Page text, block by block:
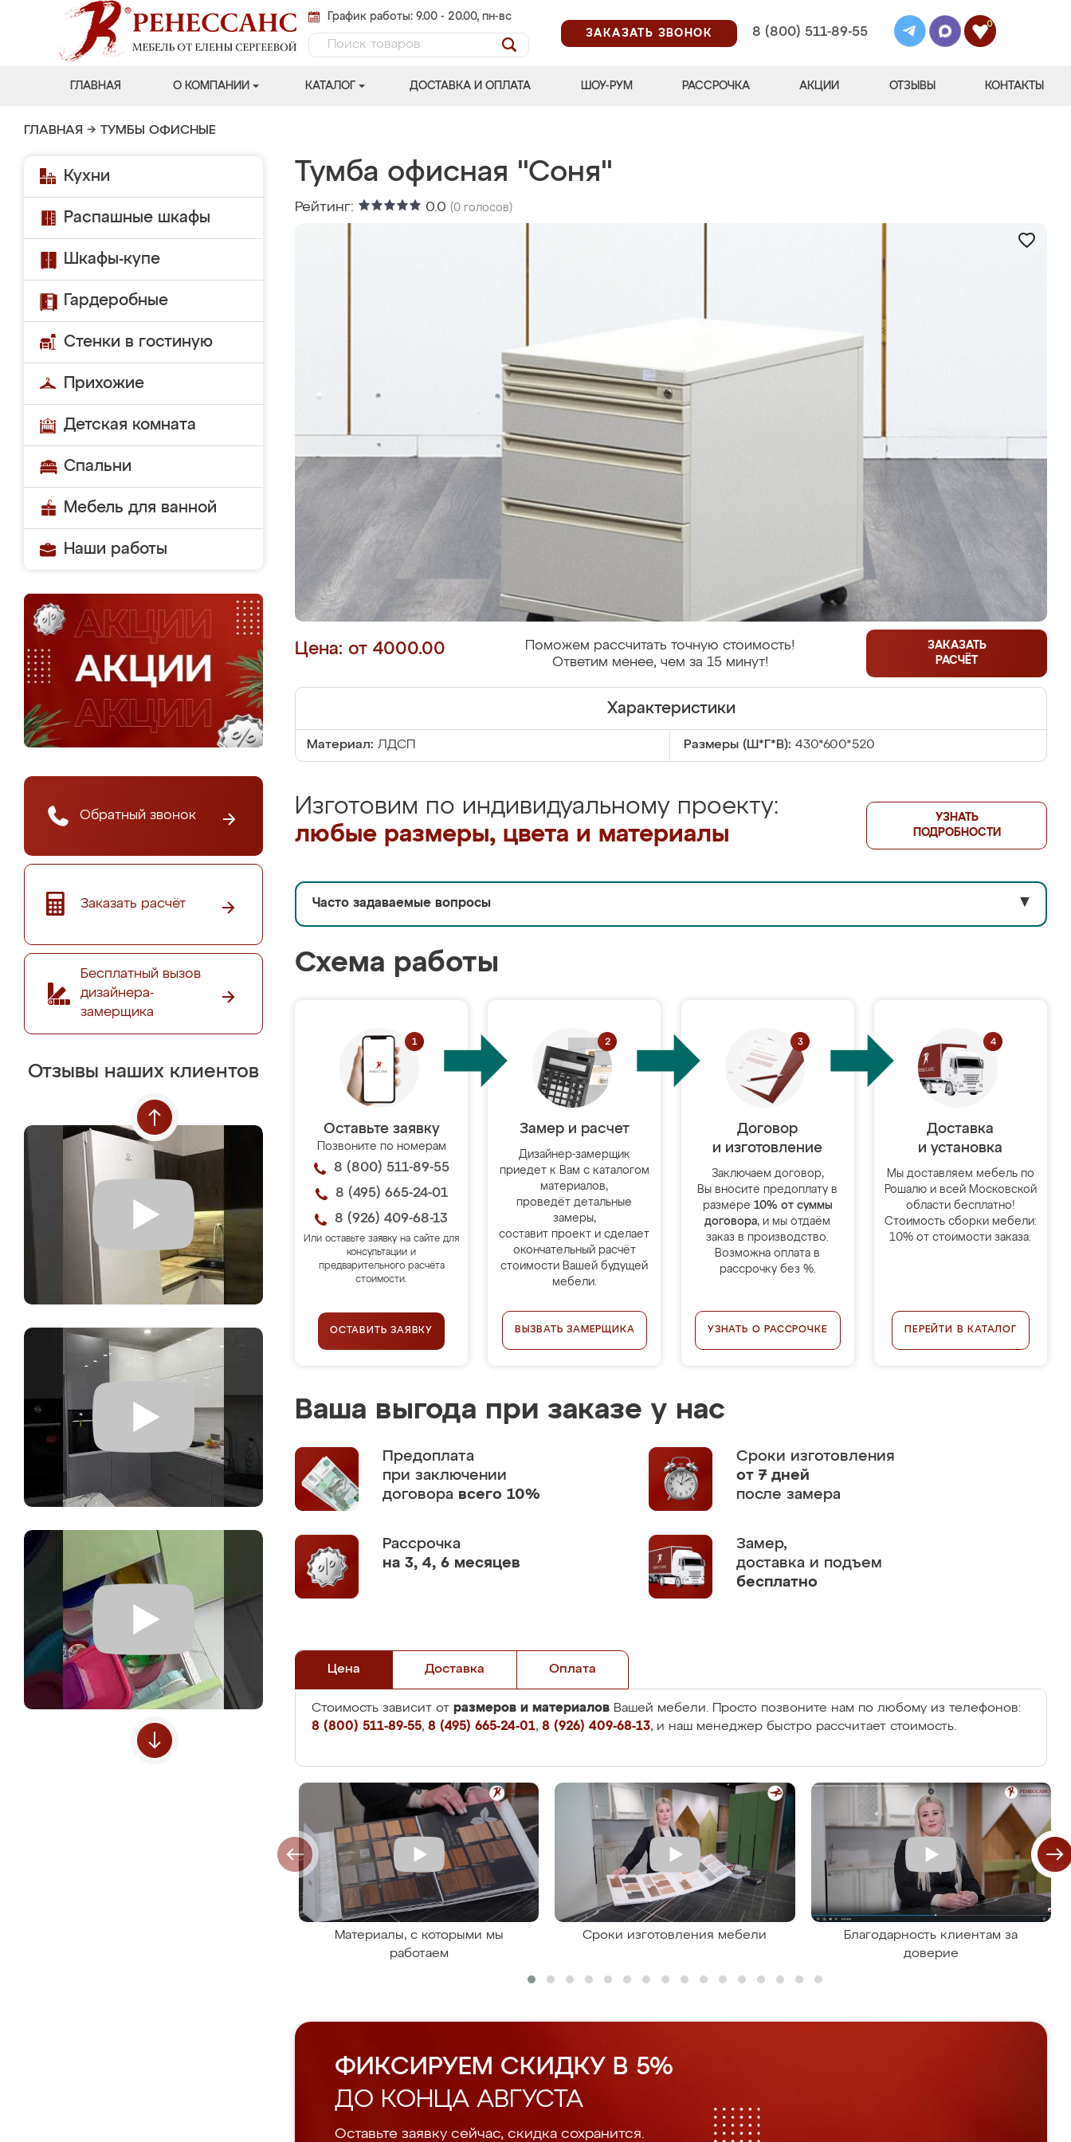
График работы: 9.00 - 20.00, пн-вс
ЗАКАЗАТЬ ЗВОНОК
8 (800) 511-89-55
0
ГЛАВНАЯ О КОМПАНИИ КАТАЛОГ ДОСТАВКА И ОПЛАТА ШОУ-РУМ РАССРОЧКА АКЦИИ ОТЗЫВЫ КОНТАКТЫ
ГЛАВНАЯ → ТУМБЫ ОФИСНЫЕ
Кухни
Распашные шкафы
Шкафы-купе
Гардеробные
Стенки в гостиную
Прихожие
Детская комната
Спальни
Мебель для ванной
Наши работы
Обратный звонок
Заказать расчёт
Бесплатный вызов
дизайнера-
замерщика
Отзывы наших клиентов
Тумба офисная "Соня"
Рейтинг: 0.0 (0 голосов)
Цена: от 4000.00
Поможем рассчитать точную стоимость!
Ответим менее, чем за 15 минут!
ЗАКАЗАТЬ
РАСЧЁТ
Характеристики
Материал: ЛДСП Размеры (Ш*Г*В): 430*600*520
Изготовим по индивидуальному проекту:
любые размеры, цвета и материалы
УЗНАТЬ
ПОДРОБНОСТИ
Часто задаваемые вопросы ▼
Схема работы
Оставьте заявку
Позвоните по номерам
8 (800) 511-89-55
8 (495) 665-24-01
8 (926) 409-68-13
Или оставьте заявку на сайте для
консультации и
предварительного расчёта
стоимости.
ОСТАВИТЬ ЗАЯВКУ
Замер и расчет
Дизайнер-замерщик
приедет к Вам с каталогом
материалов,
проведёт детальные
замеры,
составит проект и сделает
окончательный расчёт
стоимости Вашей будущей
мебели.
ВЫЗВАТЬ ЗАМЕРЩИКА
Договор
и изготовление
Заключаем договор,
Вы вносите предоплату в
размере 10% от суммы
договора, и мы отдаём
заказ в производство.
Возможна оплата в
рассрочку без %.
УЗНАТЬ О РАССРОЧКЕ
Доставка
и установка
Мы доставляем мебель по
Рошалю и всей Московской
области бесплатно!
Стоимость сборки мебели:
10% от стоимости заказа.
ПЕРЕЙТИ В КАТАЛОГ
Ваша выгода при заказе у нас
Предоплата
при заключении
договора всего 10%
Сроки изготовления
от 7 дней
после замера
Рассрочка
на 3, 4, 6 месяцев
Замер,
доставка и подъем
бесплатно
Цена Доставка Оплата
Стоимость зависит от размеров и материалов Вашей мебели. Просто позвоните нам по любому из телефонов:
8 (800) 511-89-55, 8 (495) 665-24-01, 8 (926) 409-68-13, и наш менеджер быстро рассчитает стоимость.
Материалы, с которыми мы
работаем
Сроки изготовления мебели
Благодарность клиентам за
доверие
ФИКСИРУЕМ СКИДКУ В 5%
ДО КОНЦА АВГУСТА
Оставьте заявку сейчас, скидка сохранится.